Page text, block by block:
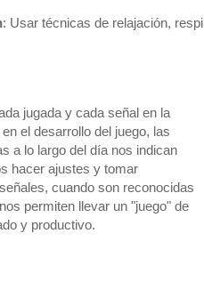
: Usar técnicas de relajación,
jugada y cada señal en la
el desarrollo del juego, las
a lo largo del día nos indican
hacer ajustes y tomar
cuando son reconocidas
permiten llevar un "juego" de
y productivo.